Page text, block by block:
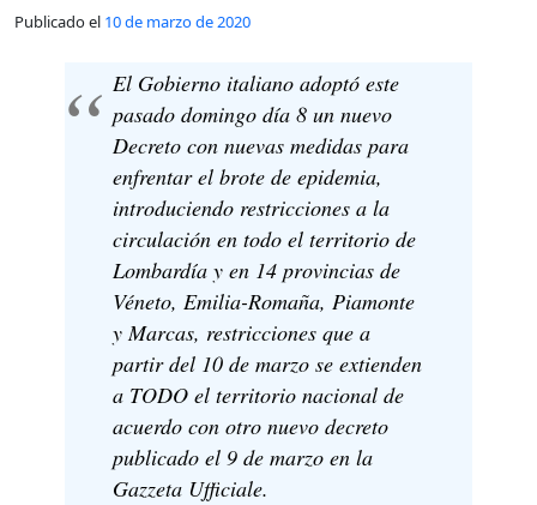
Publicado el 10 de marzo de 2020
El Gobierno italiano adoptó este
pasado domingo día 8 un nuevo
Decreto con nuevas medidas para
enfrentar el brote de epidemia,
introduciendo restricciones a la
circulación en todo el territorio de
Lombardía y en 14 provincias de
Véneto, Emilia-Romaña, Piamonte
y Marcas, restricciones que a
partir del 10 de marzo se extienden
a TODO el territorio nacional de
acuerdo con otro nuevo decreto
publicado el 9 de marzo en la
Gazzeta Ufficiale.